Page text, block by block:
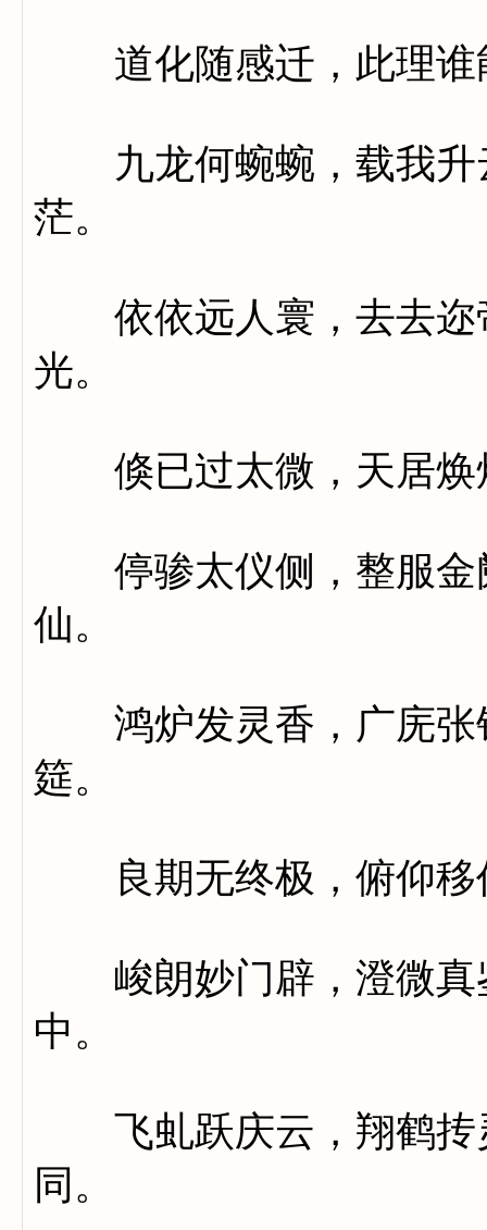
道化随感迁，此理谁
九龙何蜿蜿，载我升
茫。
依依远人寰，去去迩
光。
倏已过太微，天居焕
停骖太仪侧，整服金
仙。
鸿炉发灵香，广庑张
筵。
良期无终极，俯仰移
峻朗妙门辟，澄微真
中。
飞虬跃庆云，翔鹤抟
同。